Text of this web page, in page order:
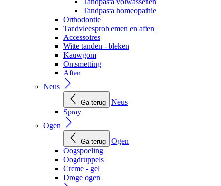
Tandpasta volwassenen
Tandpasta homeopathie
Orthodontie
Tandvleesproblemen en aften
Accessoires
Witte tanden - bleken
Kauwgom
Ontsmetting
Aften
Neus
Ga terug
Neus
Spray
Ogen
Ga terug
Ogen
Oogspoeling
Oogdruppels
Creme - gel
Droge ogen